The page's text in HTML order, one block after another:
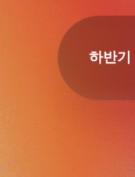
하반기 팀 목표지